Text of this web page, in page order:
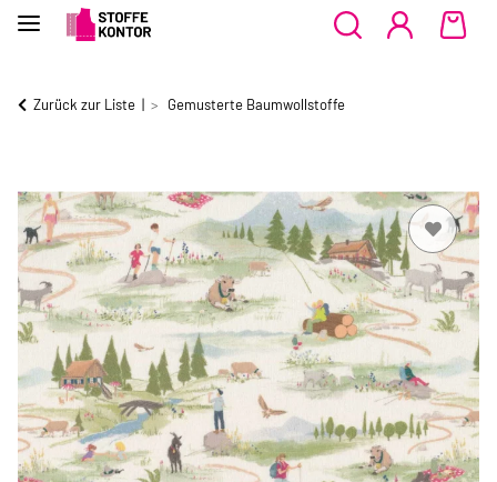
Zurück zur Liste Gemusterte Baumwollstoffe